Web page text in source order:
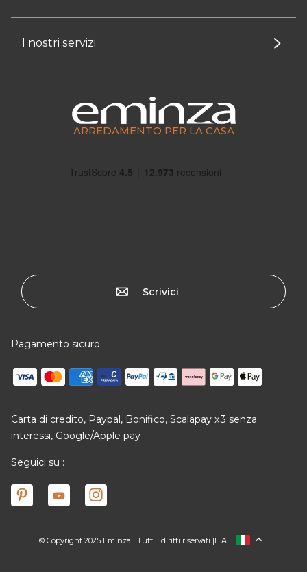
I nostri servizi
ARREDAMENTO PER LA CASA
Scrivici
Pagamento sicuro
Carta di credito, Paypal, Bonifico, Scalapay x3 senza
interessi, Google/Apple pay
Seguici su :
© Copyright 2025 Eminza | Tutti i diritti riservati |
FRANCIAITA